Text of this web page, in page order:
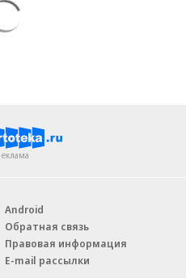
Android
Обратная связь
Правовая информация
E-mail рассылки